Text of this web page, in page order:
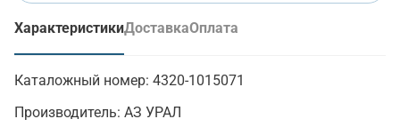
Характеристики
(активная вкладка)
ДоставкаОплата
Каталожный номер: 4320-1015071
Производитель: АЗ УРАЛ